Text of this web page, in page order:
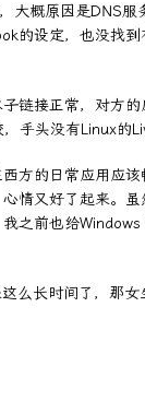
大概原因是DNS
的设定，也没找
链接正常，对方
手头没有Linux的
方的日常应用应
情又好了起来。
之前也给
么长时间了，那